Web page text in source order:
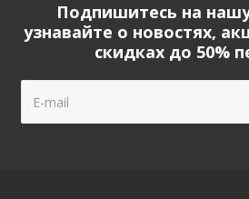
Подпишитесь на
узнавайте о новостях,
скидках до 50%